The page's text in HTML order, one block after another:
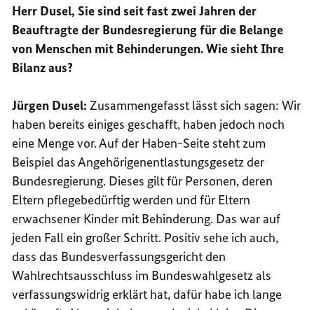
Herr Dusel, Sie sind seit fast zwei Jahren der
Beauftragte der Bundesregierung für die Belange
von Menschen mit Behinderungen. Wie sieht Ihre
Bilanz aus?
Jürgen Dusel: Zusammengefasst lässt sich sagen: Wir
haben bereits einiges geschafft, haben jedoch noch
eine Menge vor. Auf der Haben-Seite steht zum
Beispiel das Angehörigenentlastungsgesetz der
Bundesregierung. Dieses gilt für Personen, deren
Eltern pflegebedürftig werden und für Eltern
erwachsener Kinder mit Behinderung. Das war auf
jeden Fall ein großer Schritt. Positiv sehe ich auch,
dass das Bundesverfassungsgericht den
Wahlrechtsausschluss im Bundeswahlgesetz als
verfassungswidrig erklärt hat, dafür habe ich lange